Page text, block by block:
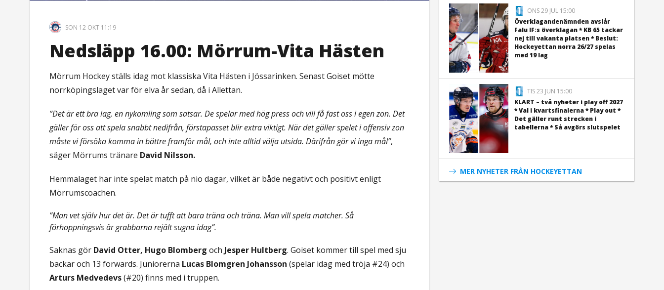
SÖN 12 OKT 11:19
Nedsläpp 16.00: Mörrum-Vita Hästen
Mörrum Hockey ställs idag mot klassiska Vita Hästen i Jössarinken. Senast Goiset mötte
norrköpingslaget var för elva år sedan, då i Allettan.
”Det är ett bra lag, en nykomling som satsar. De spelar med hög press och vill få fast oss i egen zon. Det
gäller för oss att spela snabbt nedifrån, förstapasset blir extra viktigt. När det gäller spelet i offensiv zon
måste vi försöka komma in bättre framför mål, och inte alltid välja utsida. Därifrån gör vi inga mål”,
säger Mörrums tränare David Nilsson.
Hemmalaget har inte spelat match på nio dagar, vilket är både negativt och positivt enligt
Mörrumscoachen.
”Man vet själv hur det är. Det är tufft att bara träna och träna. Man vill spela matcher. Så
förhoppningsvis är grabbarna rejält sugna idag”.
Saknas gör David Otter, Hugo Blomberg och Jesper Hultberg. Goiset kommer till spel med sju
backar och 13 forwards. Juniorerna Lucas Blomgren Johansson (spelar idag med tröja #24) och
Arturs Medvedevs(#20) finns med i truppen.
ONS 29 JUL 15:00
Överklagandenämnden avslår
Falu IF:s överklagan * KB 65 tackar
nej till vakanta platsen * Beslut:
Hockeyettan norra 26/27 spelas
med 19 lag
TIS 23 JUN 15:00
KLART – två nyheter i play off 2027
* Val i kvartsfinalerna * Play out *
Det gäller runt strecken i
tabellerna * Så avgörs slutspelet
MER NYHETER FRÅN HOCKEYETTAN